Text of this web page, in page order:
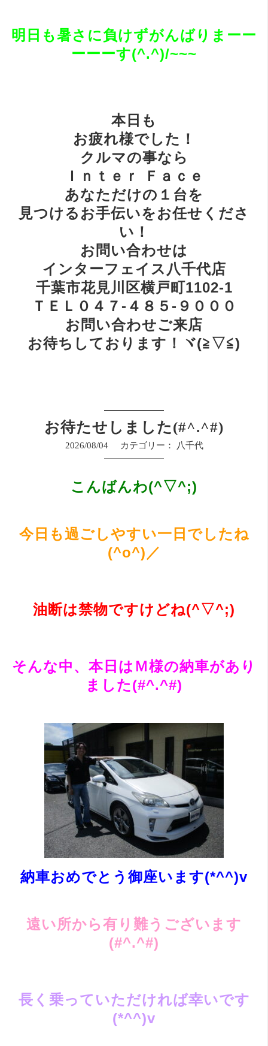
明日も暑さに負けずがんばりまーー
ーーーす(^.^)/~~~
本日も
お疲れ様でした！
クルマの事なら
Ｉｎｔｅｒ Ｆａｃｅ
あなただけの１台を
見つけるお手伝いをお任せくださ
い！
お問い合わせは
インターフェイス八千代店
千葉市花見川区横戸町1102-1
ＴＥＬ０４７-４８５-９０００
お問い合わせご来店
お待ちしております！ヾ(≧▽≦)
お待たせしました(#^.^#)
2026/08/04 カテゴリー： 八千代
こんばんわ(^▽^;)
今日も過ごしやすい一日でしたね
(^o^)／
油断は禁物ですけどね(^▽^;)
そんな中、本日はＭ様の納車があり
ました(#^.^#)
納車おめでとう御座います(*^^)v
遠い所から有り難うございます
(#^.^#)
長く乗っていただければ幸いです
(*^^)v